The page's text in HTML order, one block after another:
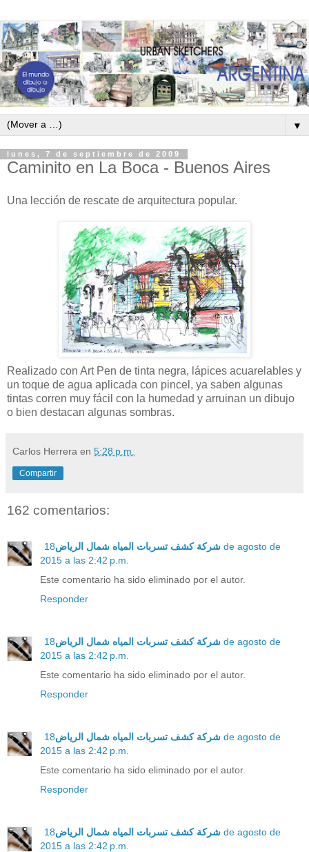
▼
lunes, 7 de septiembre de 2009
Caminito en La Boca - Buenos Aires
Una lección de rescate de arquitectura popular.
Realizado con Art Pen de tinta negra, lápices acuarelables y
un toque de agua aplicada con pincel, ya saben algunas
tintas corren muy fácil con la humedad y arruinan un dibujo
o bien destacan algunas sombras.
Carlos Herrera en 5:28 p.m.
Compartir
162 comentarios:
شركة كشف تسربات المياه شمال الرياض18 de agosto de
2015 a las 2:42 p.m.
Este comentario ha sido eliminado por el autor.
Responder
شركة كشف تسربات المياه شمال الرياض18 de agosto de
2015 a las 2:42 p.m.
Este comentario ha sido eliminado por el autor.
Responder
شركة كشف تسربات المياه شمال الرياض18 de agosto de
2015 a las 2:42 p.m.
Este comentario ha sido eliminado por el autor.
Responder
شركة كشف تسربات المياه شمال الرياض18 de agosto de
2015 a las 2:42 p.m.